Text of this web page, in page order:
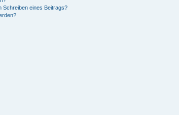
Schreiben eines Beitrags?